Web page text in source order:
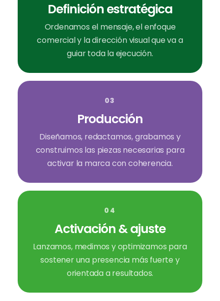
Definición estratégica
Ordenamos el mensaje, el enfoque
comercial y la dirección visual que va a
guiar toda la ejecución.
03
Producción
Diseñamos, redactamos, grabamos y
construimos las piezas necesarias para
activar la marca con coherencia.
04
Activación & ajuste
Lanzamos, medimos y optimizamos para
sostener una presencia más fuerte y
orientada a resultados.